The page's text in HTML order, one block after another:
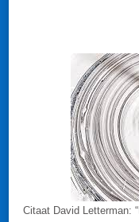
Citaat David Letterman: